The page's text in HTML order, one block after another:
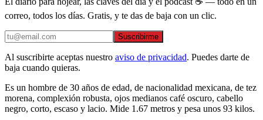
correo, todos los días. Gratis, y te das de baja con un clic.
Suscribirme
Al suscribirte aceptas nuestro aviso de privacidad. Puedes darte de
baja cuando quieras.
Es un hombre de 30 años de edad, de nacionalidad mexicana, de tez
morena, complexión robusta, ojos medianos café oscuro, cabello
negro, corto, escaso y lacio. Mide 1.67 metros y pesa unos 93 kilos.